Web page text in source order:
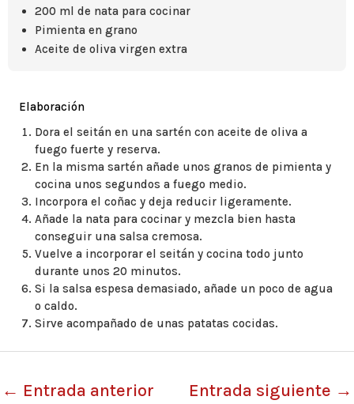
200 ml de nata para cocinar
Pimienta en grano
Aceite de oliva virgen extra
Elaboración
Dora el seitán en una sartén con aceite de oliva a
fuego fuerte y reserva.
En la misma sartén añade unos granos de pimienta y
cocina unos segundos a fuego medio.
Incorpora el coñac y deja reducir ligeramente.
Añade la nata para cocinar y mezcla bien hasta
conseguir una salsa cremosa.
Vuelve a incorporar el seitán y cocina todo junto
durante unos 20 minutos.
Si la salsa espesa demasiado, añade un poco de agua
o caldo.
Sirve acompañado de unas patatas cocidas.
← Entrada anterior Entrada siguiente →